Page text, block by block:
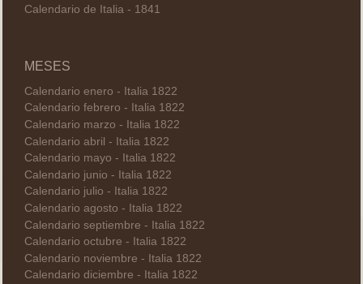
Calendario de Italia - 1841
MESES
Calendario enero - Italia 1822
Calendario febrero - Italia 1822
Calendario marzo - Italia 1822
Calendario abril - Italia 1822
Calendario mayo - Italia 1822
Calendario junio - Italia 1822
Calendario julio - Italia 1822
Calendario agosto - Italia 1822
Calendario septiembre - Italia 1822
Calendario octubre - Italia 1822
Calendario noviembre - Italia 1822
Calendario diciembre - Italia 1822